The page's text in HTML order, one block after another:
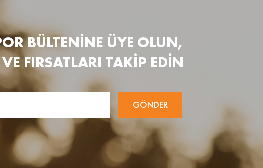
BÜLTENİNE ÜYE OLUN,
FIRSATLARI TAKİP EDİN
GÖNDER